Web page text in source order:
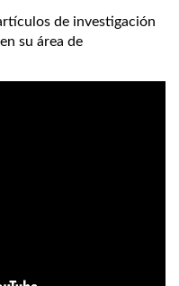
de investigación
su área de